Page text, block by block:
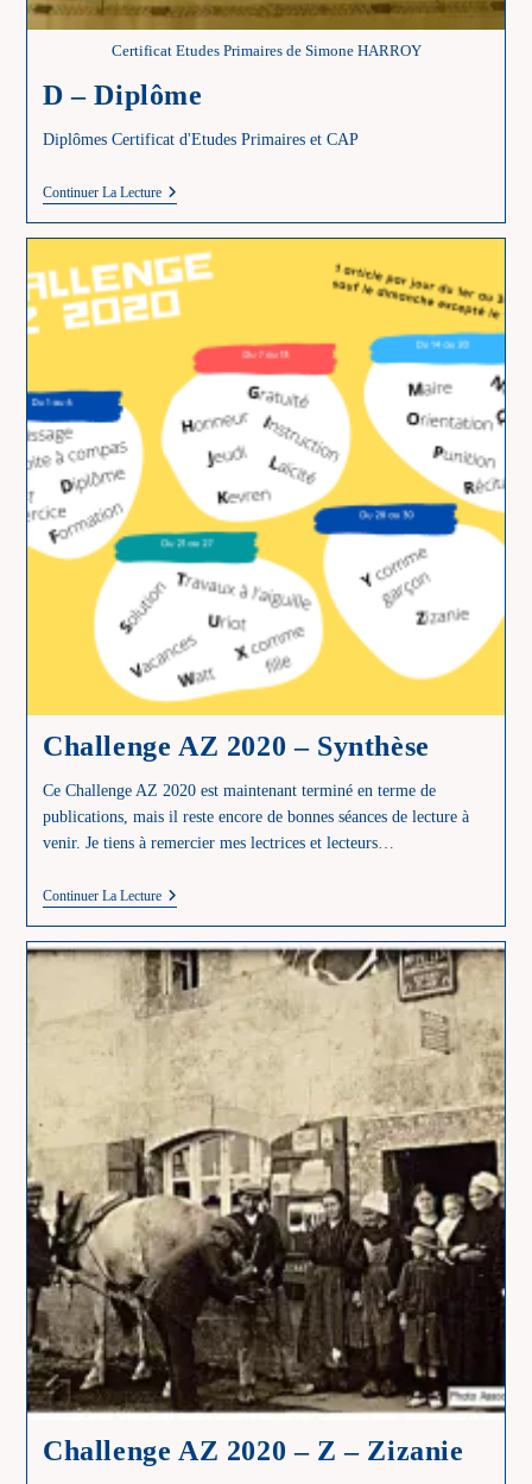
Certificat Etudes Primaires de Simone HARROY
D – Diplôme
Diplômes Certificat d'Etudes Primaires et CAP
Continuer La LectureD
Challenge AZ 2020 – Synthèse
Ce Challenge AZ 2020 est maintenant terminé en terme de
publications, mais il reste encore de bonnes séances de lecture à
venir. Je tiens à remercier mes lectrices et lecteurs…
Continuer La LectureChallenge
–
Synthèse
Challenge AZ 2020 – Z – Zizanie